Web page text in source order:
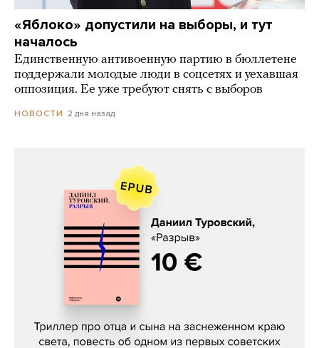
«Яблоко» допустили на выборы, и тут
началось
Единственную антивоенную партию в бюллетене
поддержали молодые люди в соцсетях и уехавшая
оппозиция. Ее уже требуют снять с выборов
НОВОСТИ 2 дня назад
Даниил Туровский, «Разрыв»